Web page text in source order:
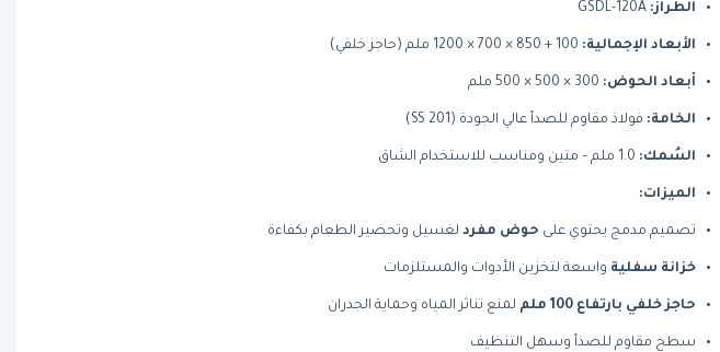
الطراز:
الأبعاد الإجمالية:
أبعاد الحوض:
الخامة: فولاذ مقاوم للصدأ عالي الجودة (SS 201)
السُمك:
الميزات:
تصميم مدمج يحتوي على حوض مفرد لغسيل وتحضير الطعام بكفاءة
خزانة سفلية واسعة لتخزين الأدوات والمستلزمات
حاجز خلفي بارتفاع 100 ملم لمنع تناثر المياه وحماية الجدران
سطح مقاوم للصدأ وسهل التنظيف